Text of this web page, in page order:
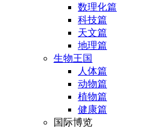
数理化篇
科技篇
天文篇
地理篇
生物王国
人体篇
动物篇
植物篇
健康篇
国际博览